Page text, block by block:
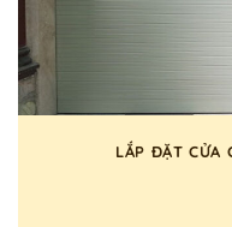
LẮP ĐẶT CỬA